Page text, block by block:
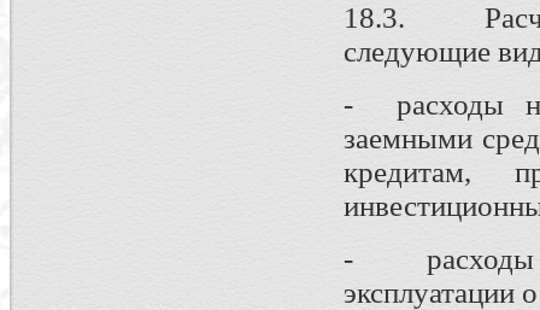
18.3.
следующие
- расходы на
заемными
кредитам,
- расходы
эксплуатации